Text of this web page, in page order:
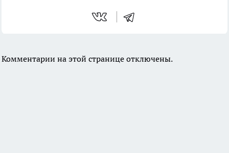
Комментарии на этой странице отключены.